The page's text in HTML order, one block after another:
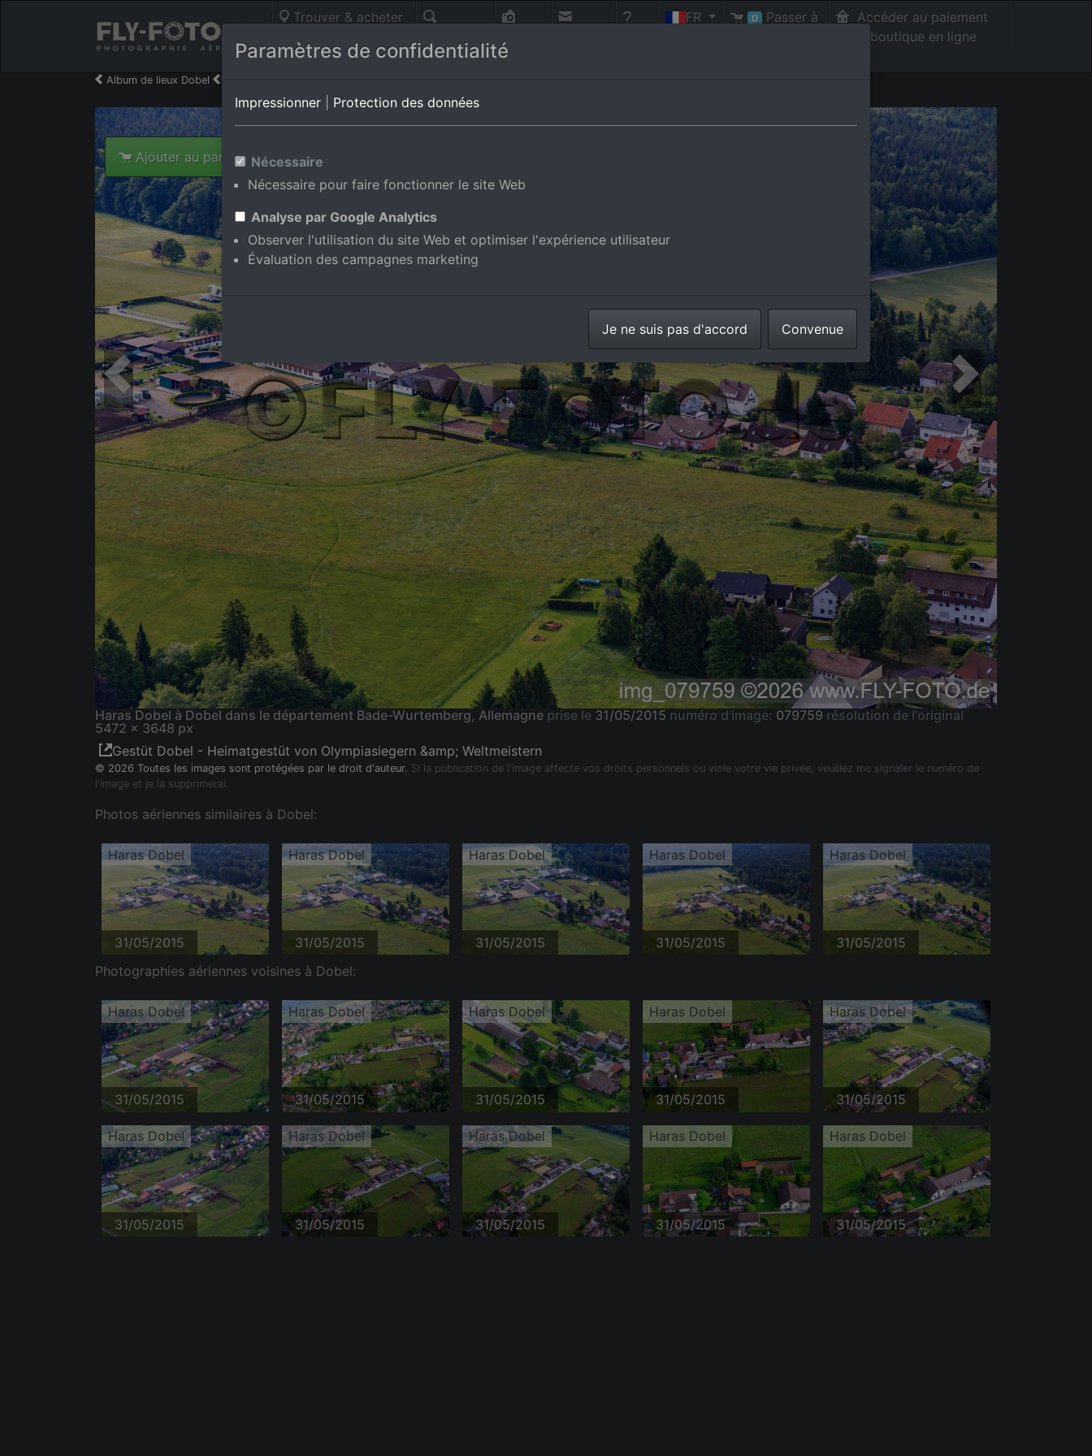
Trouver & acheter
vol
FR 0
Passer à
Accéder au paiement
de la boutique en ligne
Album de lieux Dobel
Ajouter au panier int.
Haras Dobel à Dobel dans le département Bade-Wurtemberg, Allemagne prise le 31/05/2015 numéro d'image: 079759 résolution de l'original
5472 x 3648 px
Gestüt Dobel - Heimatgestüt von Olympiasiegern &amp; Weltmeistern
© 2026 Toutes les images sont protégées par le droit d'auteur. Si la publication de l'image affecte vos droits personnels ou viole votre vie privée, veuillez me signaler le numéro de
l'image et je la supprimerai.
Photos aériennes similaires à Dobel:
Haras Dobel
31/05/2015
Haras Dobel
31/05/2015
Haras Dobel
31/05/2015
Haras Dobel
31/05/2015
Haras Dobel
31/05/2015
Photographies aériennes voisines à Dobel:
Haras Dobel
31/05/2015
Haras Dobel
31/05/2015
Haras Dobel
31/05/2015
Haras Dobel
31/05/2015
Haras Dobel
31/05/2015
Haras Dobel
31/05/2015
Haras Dobel
31/05/2015
Haras Dobel
31/05/2015
Haras Dobel
31/05/2015
Haras Dobel
31/05/2015
Paramètres de confidentialité
Impressionner Protection des données
Nécessaire
Nécessaire pour faire fonctionner le site Web
Analyse par Google Analytics
Observer l'utilisation du site Web et optimiser l'expérience utilisateur
Évaluation des campagnes marketing
Je ne suis pas d'accord Convenue